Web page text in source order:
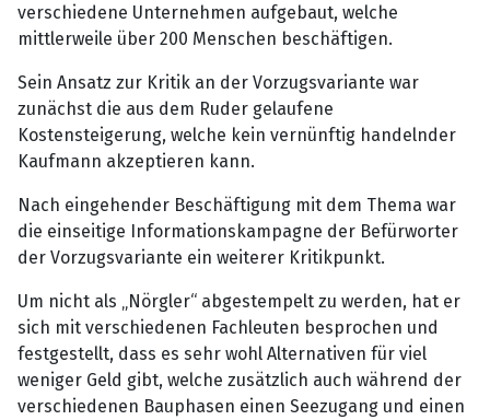
verschiedene Unternehmen aufgebaut, welche
mittlerweile über 200 Menschen beschäftigen.
Sein Ansatz zur Kritik an der Vorzugsvariante war
zunächst die aus dem Ruder gelaufene
Kostensteigerung, welche kein vernünftig handelnder
Kaufmann akzeptieren kann.
Nach eingehender Beschäftigung mit dem Thema war
die einseitige Informationskampagne der Befürworter
der Vorzugsvariante ein weiterer Kritikpunkt.
Um nicht als „Nörgler“ abgestempelt zu werden, hat er
sich mit verschiedenen Fachleuten besprochen und
festgestellt, dass es sehr wohl Alternativen für viel
weniger Geld gibt, welche zusätzlich auch während der
verschiedenen Bauphasen einen Seezugang und einen